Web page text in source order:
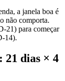
a janela boa é
não comporta.
21) para começar
14).
21 dias × 4